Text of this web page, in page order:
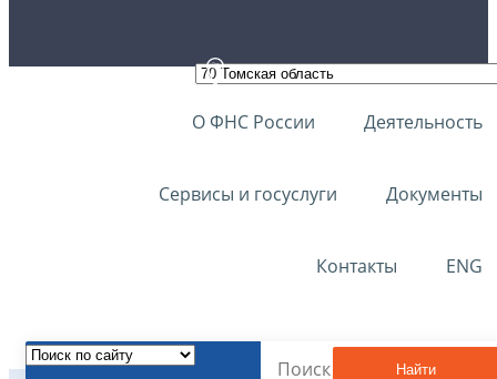
О ФНС России Деятельность
Сервисы и госуслуги Документы
Контакты ENG
Найти